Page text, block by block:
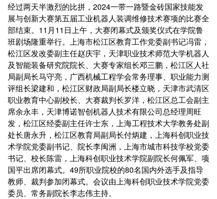
经过两天半激烈的比拼，2024一带一路暨金砖国家技能发
展与创新大赛第五届工业机器人装调维修技术赛项的比赛全
部结束。11月11日上午，大赛闭幕式及颁奖仪式在学院鲁
班剧场隆重举行。上海市松江区教育工作党委副书记冯雷，
松江区发改委副主任赵庆宇，天津职业技术师范大学机器人
及智能装备研究院院长、大赛专家组长邓三鹏，松江区人社
局副局长马守亮，广西机械工程学会常务理事、职业能力测
评组长梁建和，松江区财政局副局长楼立晓，天津市武清区
职业教育中心副校长、大赛裁判长罗洋，松江区总工会副主
席余永丰，天津博诺智创机器人技术有限公司总经理周旺
发，松江区经委副主任许士东，上海工程技术大学教务处副
处长唐永升，松江区教育局副局长付炳建，上海科创职业技
术学院党委副书记、院长李闽洲，上海市城市科技学校党委
书记、校长陈雷，上海科创职业技术学院副院长何佩军、项
国平出席闭幕式。49所职业院校的80名国内外选手及指导
教师、裁判参加闭幕式。会议由上海科创职业技术学院党委
委员、常务副院长李志伟主持。